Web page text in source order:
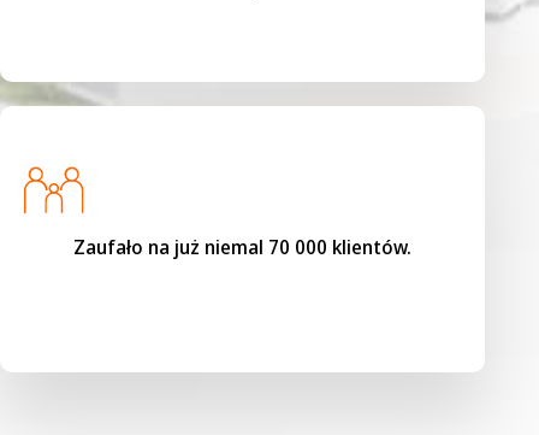
Zaufało na już niemal 70 000 klientów.